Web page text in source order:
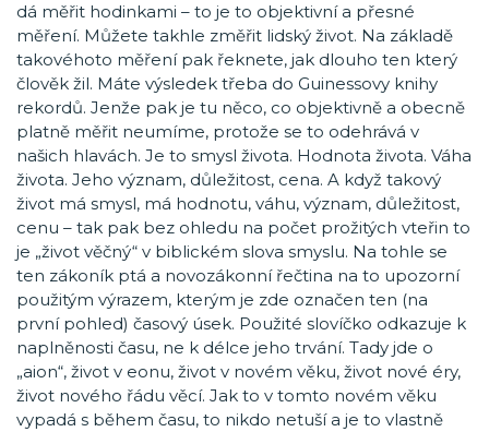
dá měřit hodinkami – to je to objektivní a přesné
měření. Můžete takhle změřit lidský život. Na základě
takovéhoto měření pak řeknete, jak dlouho ten který
člověk žil. Máte výsledek třeba do Guinessovy knihy
rekordů. Jenže pak je tu něco, co objektivně a obecně
platně měřit neumíme, protože se to odehrává v
našich hlavách. Je to smysl života. Hodnota života. Váha
života. Jeho význam, důležitost, cena. A když takový
život má smysl, má hodnotu, váhu, význam, důležitost,
cenu – tak pak bez ohledu na počet prožitých vteřin to
je „život věčný“ v biblickém slova smyslu. Na tohle se
ten zákoník ptá a novozákonní řečtina na to upozorní
použitým výrazem, kterým je zde označen ten (na
první pohled) časový úsek. Použité slovíčko odkazuje k
naplněnosti času, ne k délce jeho trvání. Tady jde o
„aion“, život v eonu, život v novém věku, život nové éry,
život nového řádu věcí. Jak to v tomto novém věku
vypadá s během času, to nikdo netuší a je to vlastně